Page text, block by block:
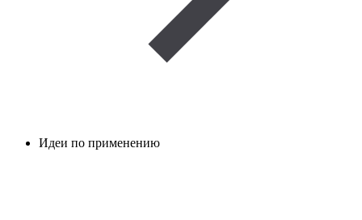
Идеи по применению